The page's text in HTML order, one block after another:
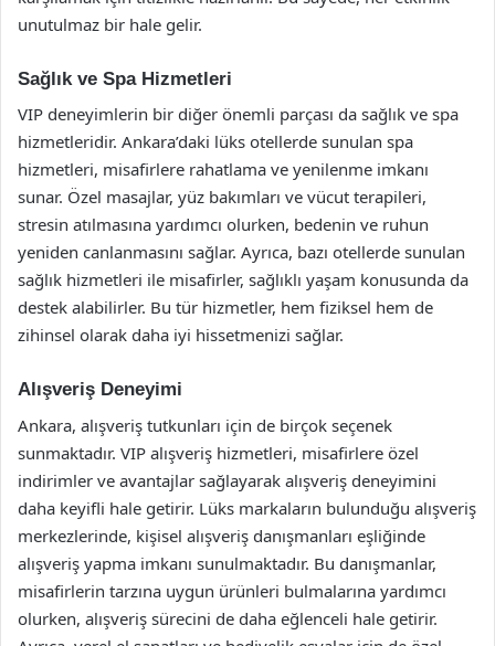
unutulmaz bir hale gelir.
Sağlık ve Spa Hizmetleri
VIP deneyimlerin bir diğer önemli parçası da sağlık ve spa
hizmetleridir. Ankara’daki lüks otellerde sunulan spa
hizmetleri, misafirlere rahatlama ve yenilenme imkanı
sunar. Özel masajlar, yüz bakımları ve vücut terapileri,
stresin atılmasına yardımcı olurken, bedenin ve ruhun
yeniden canlanmasını sağlar. Ayrıca, bazı otellerde sunulan
sağlık hizmetleri ile misafirler, sağlıklı yaşam konusunda da
destek alabilirler. Bu tür hizmetler, hem fiziksel hem de
zihinsel olarak daha iyi hissetmenizi sağlar.
Alışveriş Deneyimi
Ankara, alışveriş tutkunları için de birçok seçenek
sunmaktadır. VIP alışveriş hizmetleri, misafirlere özel
indirimler ve avantajlar sağlayarak alışveriş deneyimini
daha keyifli hale getirir. Lüks markaların bulunduğu alışveriş
merkezlerinde, kişisel alışveriş danışmanları eşliğinde
alışveriş yapma imkanı sunulmaktadır. Bu danışmanlar,
misafirlerin tarzına uygun ürünleri bulmalarına yardımcı
olurken, alışveriş sürecini de daha eğlenceli hale getirir.